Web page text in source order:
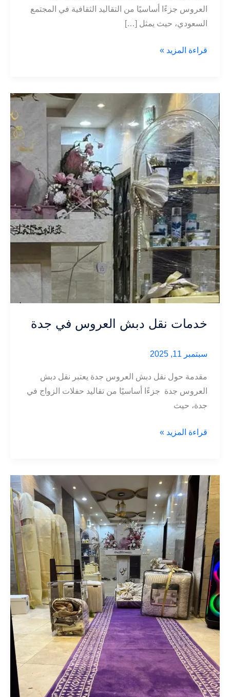
العروس جزءًا أساسيًا من التقاليد الثقافية في المجتمع
السعودي، حيث يمثل […]
دليل
دبش
العروس
في
جدة
قراءة المزيد »
خدمات نقل دبش العروس في جدة
سبتمبر 11, 2025
مقدمة حول نقل دبش العروس جدة يعتبر نقل دبش
العروس جدة جزءًا أساسيًا من تقاليد حفلات الزواج في
جدة، حيث
خدمات
العروس
في
جدة
قراءة المزيد »